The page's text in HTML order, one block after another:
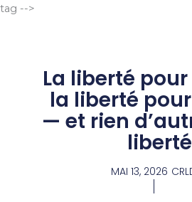
tag -->
La liberté
la liberté
— et rien
liberté
MAI 13, 2026